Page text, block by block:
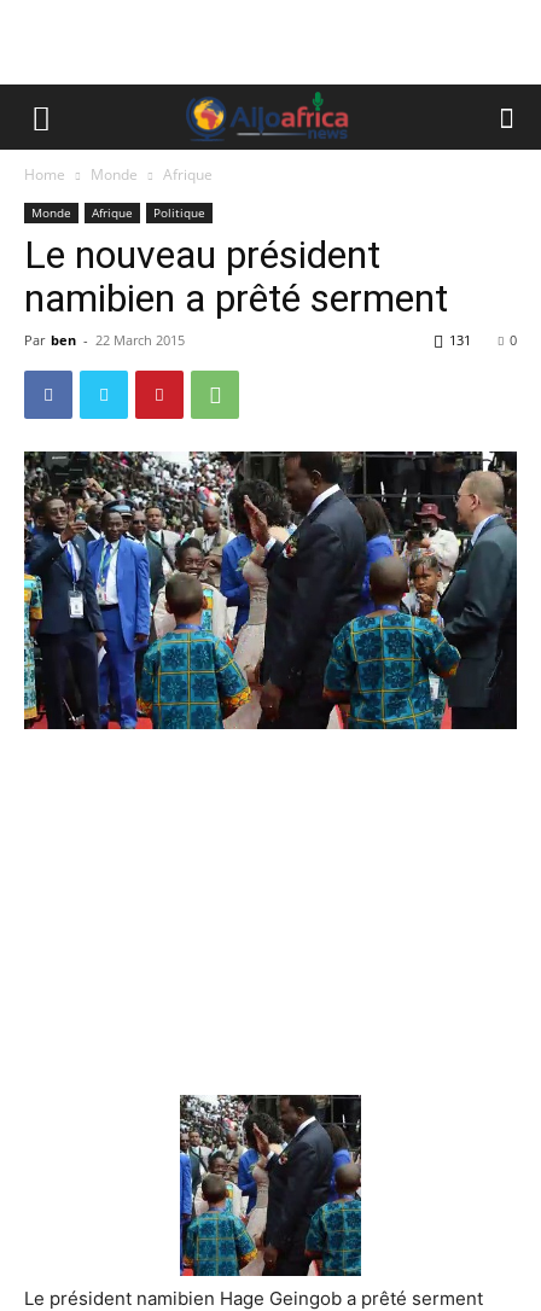
Home Monde Afrique
Monde Afrique Politique
Le nouveau président
namibien a prêté serment
Par ben - 22 March 2015 0
131
Le président namibien Hage Geingob a prêté serment